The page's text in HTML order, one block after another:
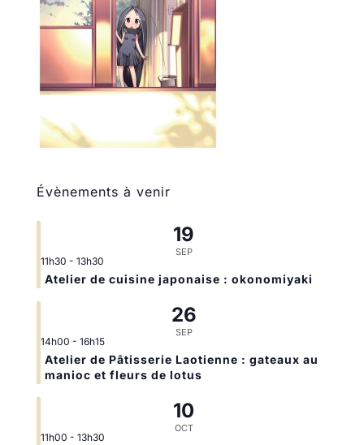
Évènements à venir
19
SEP
11h30 - 13h30
Atelier de cuisine japonaise : okonomiyaki
26
SEP
14h00 - 16h15
Atelier de Pâtisserie Laotienne : gateaux au
manioc et fleurs de lotus
10
OCT
11h00 - 13h30